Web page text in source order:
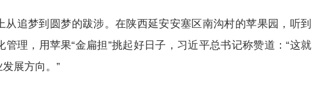
追梦到圆梦的跋涉。在陕西延安安塞区南沟村的苹果园，听到
理，用苹果“金扁担”挑起好日子，习近平总书记称赞道：“这就
展方向。”